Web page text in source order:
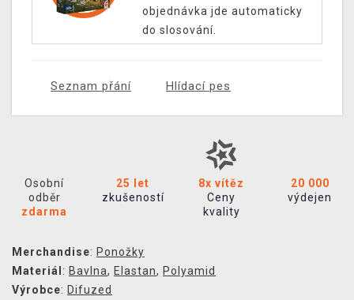
objednávka jde automaticky
do slosování.
Seznam přání Hlídací pes
Osobní
odběr
zdarma
25 let
zkušeností
8x vítěz
Ceny
kvality
20 000
výdejen
Merchandise: Ponožky
Materiál : Bavlna, Elastan, Polyamid
Výrobce: Difuzed